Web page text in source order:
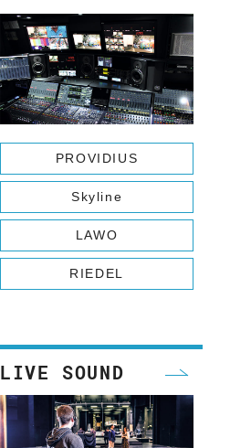
PROVIDIUS
Skyline
LAWO
RIEDEL
LIVE SOUND